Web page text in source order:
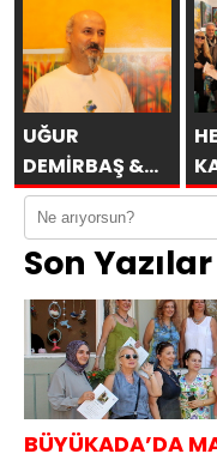
İtalya’da
UĞUR
DEMİRBAŞ &
ÖBÜRKÜLER
Son Yazılar
BÜYÜKADA’DA